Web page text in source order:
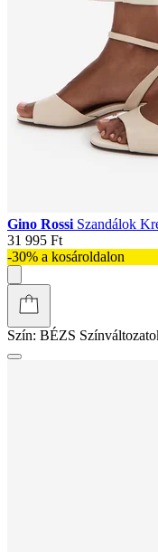
Gino Rossi Szandálok
31 995 Ft
-30% a kosároldalon
Szín: BÉZS